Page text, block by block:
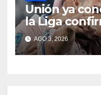
Unión ya
la Liga
a 7 del
AGO 3, 2026